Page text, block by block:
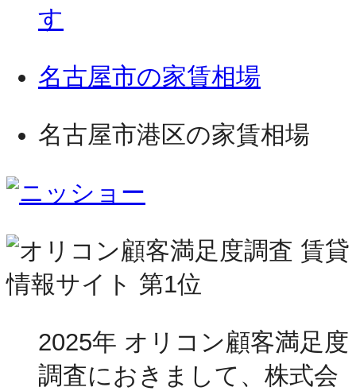
す
名古屋市の家賃相場
名古屋市港区の家賃相場
2025年 オリコン顧客満足度
調査におきまして、株式会